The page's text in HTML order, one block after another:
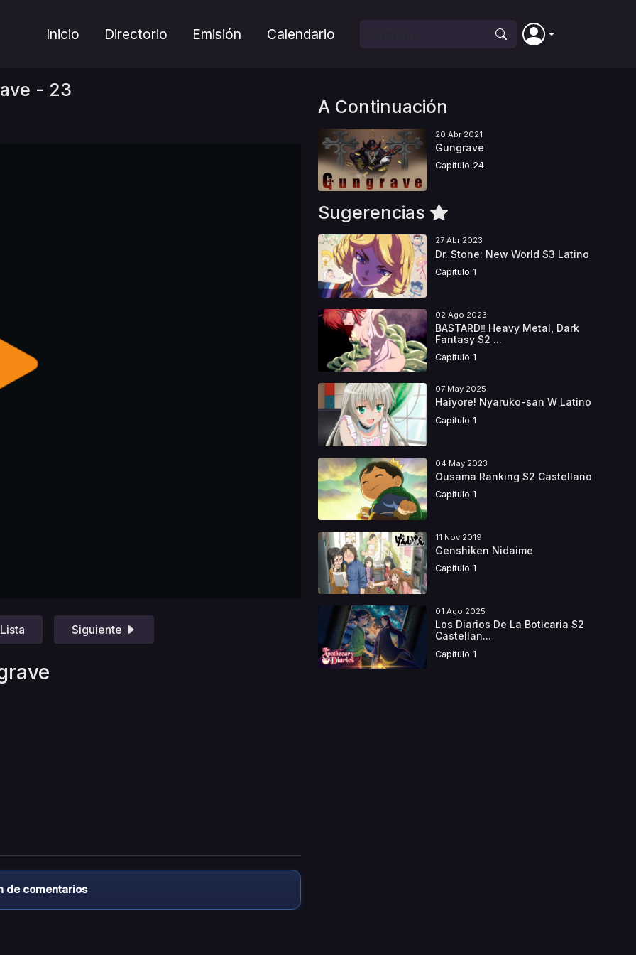
Inicio Directorio Emisión Calendario
- 23
Lista Siguiente
de comentarios
A Continuación
20 Abr 2021
Gungrave
Capitulo 24
Sugerencias
27 Abr 2023
Dr. Stone: New World S3 Latino
Capitulo 1
02 Ago 2023
BASTARD‼ Heavy Metal, Dark
Fantasy S2 ...
Capitulo 1
07 May 2025
Haiyore! Nyaruko-san W Latino
Capitulo 1
04 May 2023
Ousama Ranking S2 Castellano
Capitulo 1
11 Nov 2019
Genshiken Nidaime
Capitulo 1
01 Ago 2025
Los Diarios De La Boticaria S2
Castellan...
Capitulo 1